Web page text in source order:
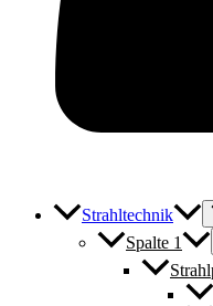
Strahltechnik
Spalte 1